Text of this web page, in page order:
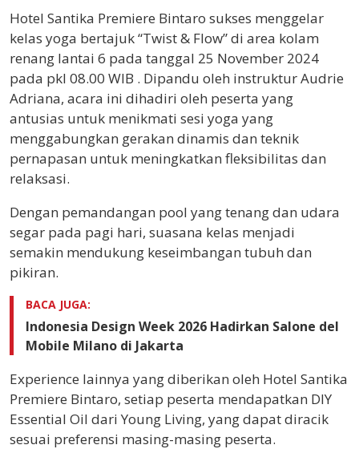
Hotel Santika Premiere Bintaro sukses menggelar
kelas yoga bertajuk “Twist & Flow” di area kolam
renang lantai 6 pada tanggal 25 November 2024
pada pkl 08.00 WIB . Dipandu oleh instruktur Audrie
Adriana, acara ini dihadiri oleh peserta yang
antusias untuk menikmati sesi yoga yang
menggabungkan gerakan dinamis dan teknik
pernapasan untuk meningkatkan fleksibilitas dan
relaksasi.
Dengan pemandangan pool yang tenang dan udara
segar pada pagi hari, suasana kelas menjadi
semakin mendukung keseimbangan tubuh dan
pikiran.
BACA JUGA:
Indonesia Design Week 2026 Hadirkan Salone del
Mobile Milano di Jakarta
Experience lainnya yang diberikan oleh Hotel Santika
Premiere Bintaro, setiap peserta mendapatkan DIY
Essential Oil dari Young Living, yang dapat diracik
sesuai preferensi masing-masing peserta.